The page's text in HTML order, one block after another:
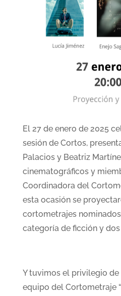
El 27 de enero de 2025
sesión de Cortos,
Palacios y Beatriz
cinematográficos y
Coordinadora del
esta ocasión se
cortometrajes nominados
categoría de ficción y
Y tuvimos el privilegio
equipo del Cortometraje